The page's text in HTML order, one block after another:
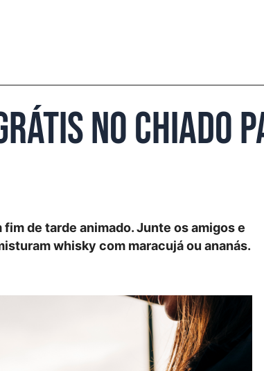
no Chiado
de tarde animado. Junte os amigos e
whisky com maracujá ou ananás.